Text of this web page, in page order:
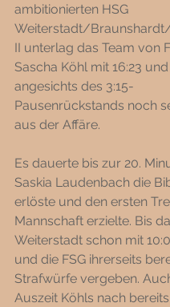
ambitionierten HSG
Weiterstadt/
II unterlag das Team von
Sascha Köhl mit 16:23
angesichts des 3:15-
Pausenrückstands noch
aus der Affäre.
Es dauerte bis zur 20.
Saskia Laudenbach die
erlöste und den ersten
Mannschaft erzielte. Bis
Weiterstadt schon mit
und die FSG ihrerseits
Strafwürfe vergeben.
Auszeit Köhls nach